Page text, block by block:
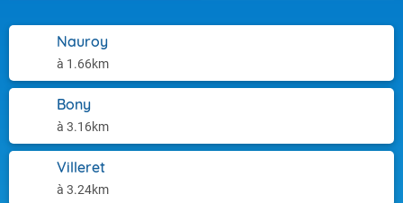
Nauroy
à 1.66km
Bony
à 3.16km
Villeret
à 3.24km